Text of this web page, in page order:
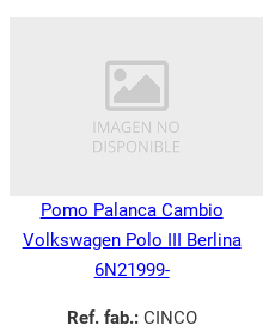
Pomo Palanca Cambio
Volkswagen Polo III Berlina
6N21999-
Ref. fab.:CINCO